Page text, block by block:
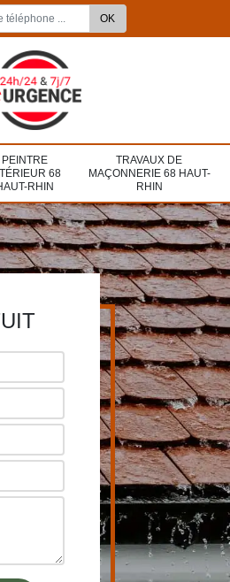
PEINTRE
68
RHIN
TRAVAUX DE
MAÇONNERIE 68 HAUT-
RHIN